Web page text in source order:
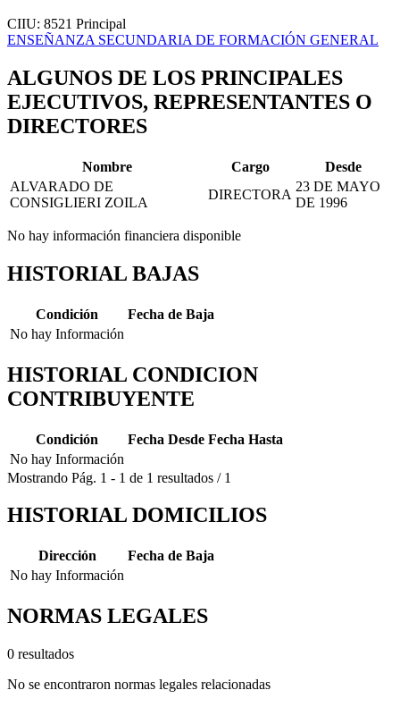
CIIU: 8521 Principal
ENSEÑANZA SECUNDARIA DE FORMACIÓN GENERAL
ALGUNOS DE LOS PRINCIPALES
EJECUTIVOS, REPRESENTANTES O
DIRECTORES
Nombre Cargo
Desde
ALVARADO DE
CONSIGLIERI ZOILA
DIRECTORA
23 DE MAYO
DE 1996
No hay información financiera disponible
HISTORIAL BAJAS
Condición
Fecha de Baja
No hay Información
HISTORIAL CONDICION
CONTRIBUYENTE
Condición Fecha Desde Fecha Hasta
No hay Información
Mostrando Pág. 1 - 1 de 1 resultados / 1
HISTORIAL DOMICILIOS
Dirección
Fecha de Baja
No hay Información
NORMAS LEGALES
0 resultados
No se encontraron normas legales relacionadas